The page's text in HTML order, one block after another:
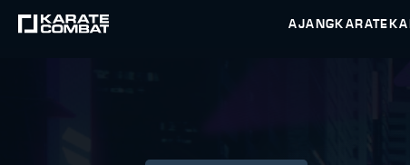
AJANG KARATEKA